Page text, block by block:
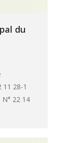
du
11 28-1
N° 22 14